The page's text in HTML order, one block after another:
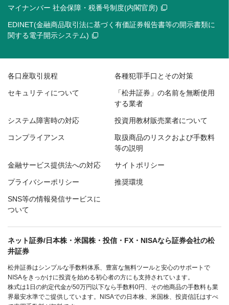
マイナンバー 社会保障・税番号制度(内閣官房)
EDINET(金融商品取引法に基づく有価証券報告書等の開示書類に
関する電子開示システム)
各口座取引規程 各種犯罪手口とその対策
セキュリティについて
「松井証券」の名前を無断使用
する業者
システム障害時の対応 投資用教材販売業者について
コンプライアンス
取扱商品のリスクおよび手数料
等の説明
金融サービス提供法への対応 サイトポリシー
プライバシーポリシー 推奨環境
SNS等の情報発信サービスに
ついて
ネット証券/日本株・米国株・投信・FX・NISAなら証券会社の松
井証券
松井証券はシンプルな手数料体系、豊富な無料ツールと安心のサポートで
NISAをきっかけに投資を始める初心者の方にも支持されています。
株式は1日の約定代金が50万円以下なら手数料0円、その他商品の手数料も業
界最安水準でご提供しています。NISAでの日本株、米国株、投資信託はすべ